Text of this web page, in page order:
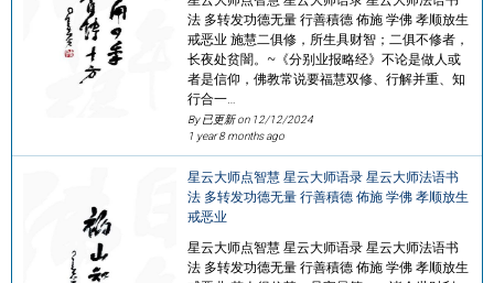
法 多转发功德无量 行善積德 佈施 学佛 孝顺放生
戒恶业 施慧二俱修，所生具财智；二俱不修者，
长夜处贫闇。~《分别业报略经》不论是做人或
者是信仰，佛教常说要福慧双修、行解并重、知
行合一…
By 已更新 on 12/12/2024
1 year 8 months ago
星云大师点智慧 星云大师语录 星云大师法语书
法 多转发功德无量 行善積德 佈施 学佛 孝顺放生
戒恶业
星云大师点智慧 星云大师语录 星云大师法语书
法 多转发功德无量 行善積德 佈施 学佛 孝顺放生